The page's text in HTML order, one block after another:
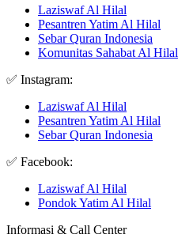
Laziswaf Al Hilal
Pesantren Yatim Al Hilal
Sebar Quran Indonesia
Komunitas Sahabat Al Hilal
✅ Instagram:
Laziswaf Al Hilal
Pesantren Yatim Al Hilal
Sebar Quran Indonesia
✅ Facebook:
Laziswaf Al Hilal
Pondok Yatim Al Hilal
Informasi & Call Center